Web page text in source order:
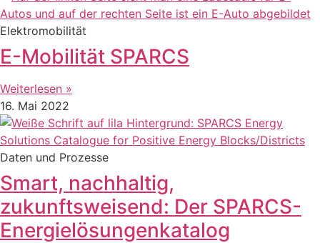
Elektromobilität
E-Mobilität SPARCS
Weiterlesen »
16. Mai 2022
Daten und Prozesse
Smart, nachhaltig,
zukunftsweisend: Der SPARCS-
Energielösungenkatalog